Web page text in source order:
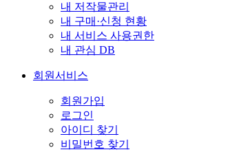
내 저작물관리
내 구매·신청 현황
내 서비스 사용권한
내 관심 DB
회원서비스
회원가입
로그인
아이디 찾기
비밀번호 찾기